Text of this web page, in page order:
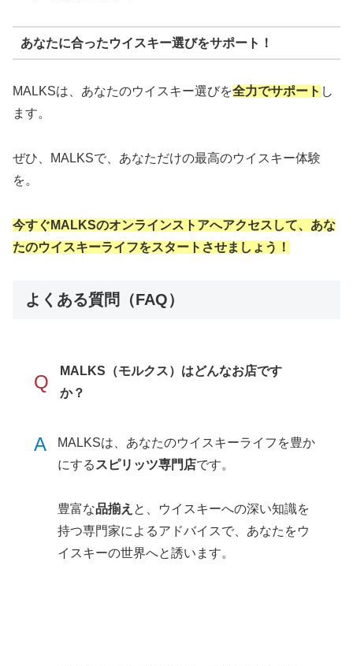
あなたに合ったウイスキー選びをサポート！
MALKSは、あなたのウイスキー選びを全力でサポート し
ます。
ぜひ、MALKSで、あなただけの最高のウイスキー体験
を。
今すぐMALKSのオンラインストアへアクセスして、あな
たのウイスキーライフをスタートさせましょう！
よくある質問（FAQ）
Q
MALKS（モルクス）はどんなお店です
か？
A
MALKSは、あなたのウイスキーライフを豊か
にする スピリッツ専門店です。
豊富な品揃え と、ウイスキーへの深い知識を
持つ専門家によるアドバイスで、あなたをウ
イスキーの世界へと誘います。